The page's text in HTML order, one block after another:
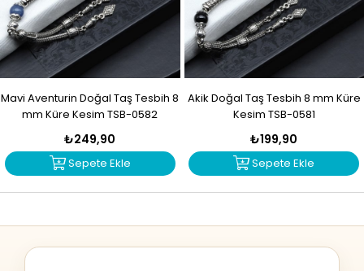
Mavi Aventurin Doğal Taş Tesbih 8
mm Küre Kesim TSB-0582
₺249,90
Sepete Ekle
Akik Doğal Taş Tesbih 8 mm Küre
Kesim TSB-0581
₺199,90
Sepete Ekle